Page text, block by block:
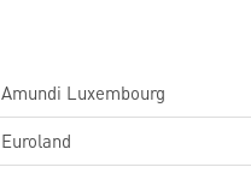
Amundi Luxembourg
Euroland